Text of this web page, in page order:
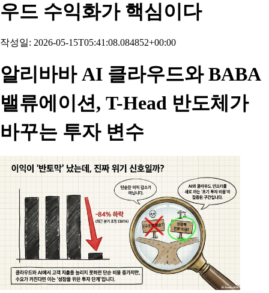
우드 수익화가 핵심이다
작성일: 2026-05-15T05:41:08.084852+00:00
알리바바 AI 클라우드와 BABA
밸류에이션, T-Head 반도체가
바꾸는 투자 변수